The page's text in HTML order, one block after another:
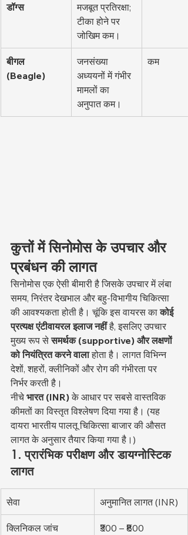
डॉग्स
मजबूत प्रतिरक्षा;
टीका होने पर
जोखिम कम।
बीगल
(Beagle)
जनसंख्या
अध्ययनों में गंभीर
मामलों का
अनुपात कम।
कम
कुत्तों में सिनोमोस के उपचार और
प्रबंधन की लागत
सिनोमोस एक ऐसी बीमारी है जिसके उपचार में लंबा
समय, निरंतर देखभाल और बहु-विभागीय चिकित्सा
की आवश्यकता होती है। चूंकि इस वायरस का कोई
प्रत्यक्ष एंटीवायरल इलाज नहीं है, इसलिए उपचार
मुख्य रूप से समर्थक (supportive) और लक्षणों
को नियंत्रित करने वाला होता है। लागत विभिन्न
देशों, शहरों, क्लीनिकों और रोग की गंभीरता पर
निर्भर करती है।
नीचे भारत (INR) के आधार पर सबसे वास्तविक
कीमतों का विस्तृत विश्लेषण दिया गया है। (यह
दायरा भारतीय पालतू चिकित्सा बाजार की औसत
लागत के अनुसार तैयार किया गया है।)
1. प्रारंभिक परीक्षण और डायग्नोस्टिक
लागत
सेवा अनुमानित लागत (INR)
क्लिनिकल जांच
₹300 – ₹800